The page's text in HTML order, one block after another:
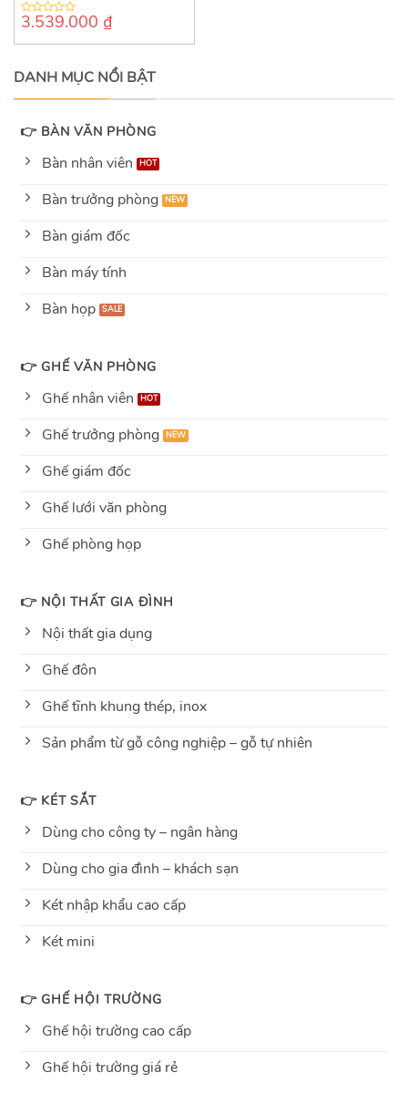
0
of
3.539.000 ₫
DANH MỤC NỔI BẬT
👉 BÀN VĂN PHÒNG
Bàn nhân viên
Bàn trưởng phòng
Bàn giám đốc
Bàn máy tính
Bàn họp
👉 GHẾ VĂN PHÒNG
Ghế nhân viên
Ghế trưởng phòng
Ghế giám đốc
Ghế lưới văn phòng
Ghế phòng họp
👉 NỘI THẤT GIA ĐÌNH
Nội thất gia dụng
Ghế đôn
Ghế tĩnh khung thép, inox
Sản phẩm từ gỗ công nghiệp – gỗ tự nhiên
👉 KÉT SẮT
Dùng cho công ty – ngân hàng
Dùng cho gia đình – khách sạn
Két nhập khẩu cao cấp
Két mini
👉 GHẾ HỘI TRƯỜNG
Ghế hội trường cao cấp
Ghế hội trường giá rẻ